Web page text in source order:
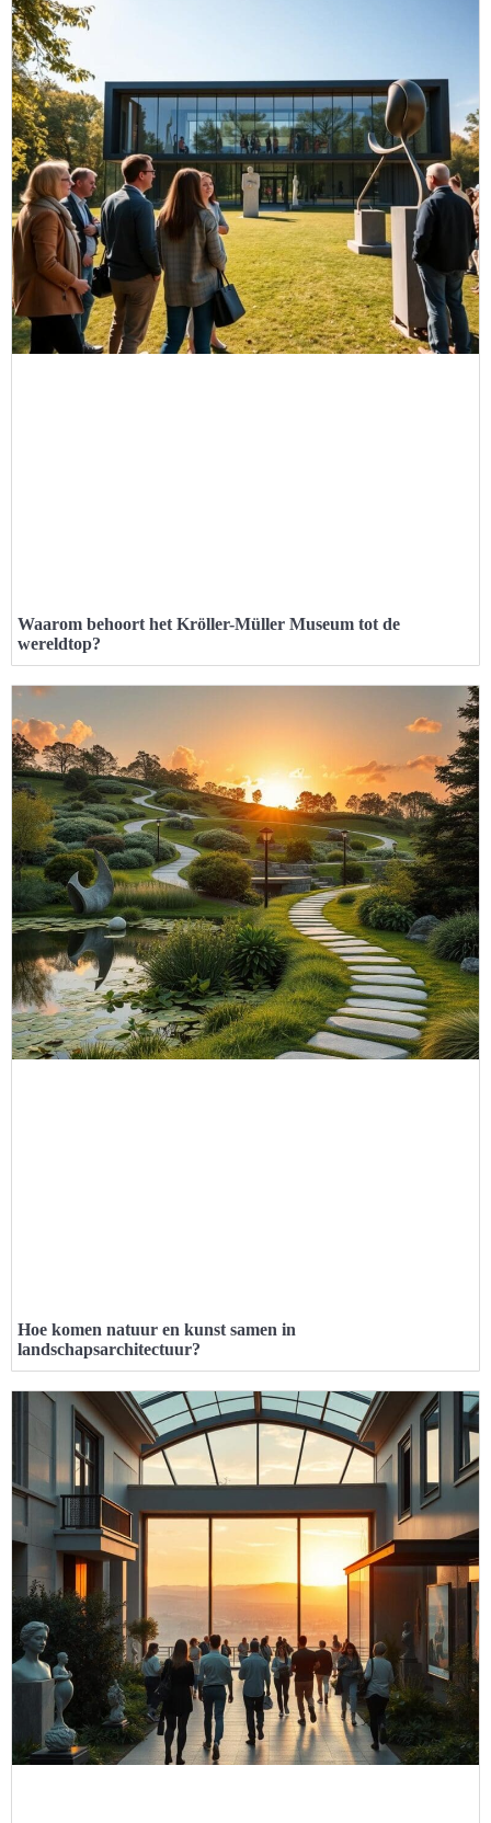
Waarom behoort het Kröller-Müller Museum tot de
wereldtop?
Hoe komen natuur en kunst samen in
landschapsarchitectuur?